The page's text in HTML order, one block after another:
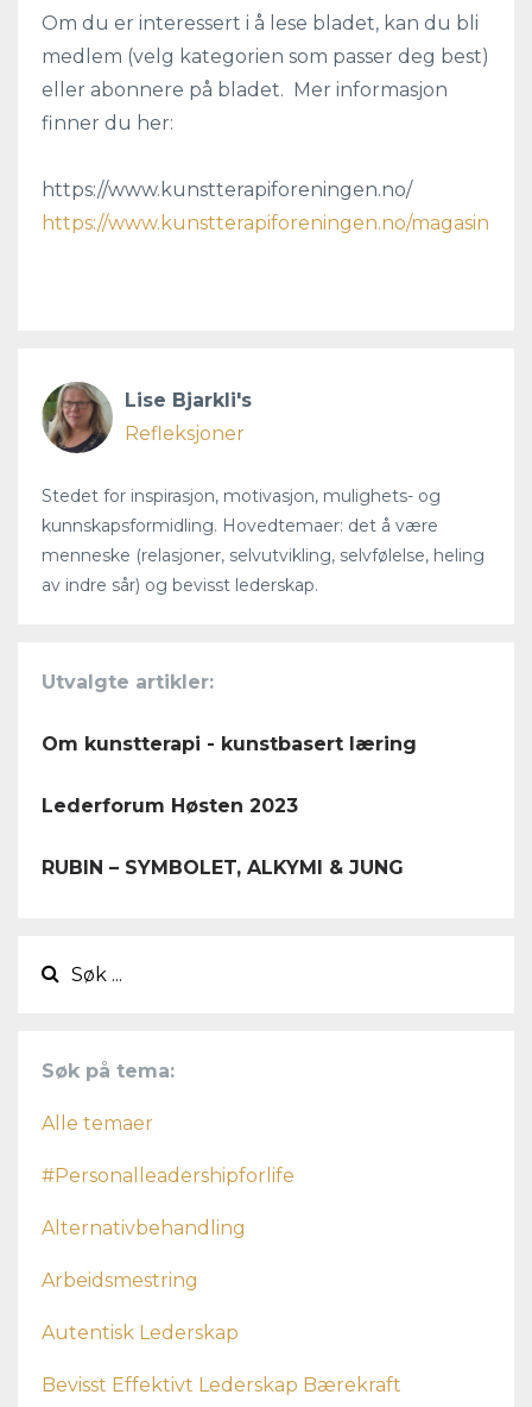
Om du er interessert i å lese bladet, kan du bli
medlem (velg kategorien som passer deg best)
eller abonnere på bladet. Mer informasjon
finner du her:
https://www.kunstterapiforeningen.no/
https://www.kunstterapiforeningen.no/magasin
Lise Bjarkli's
Refleksjoner
Stedet for inspirasjon, motivasjon, mulighets- og
kunnskapsformidling. Hovedtemaer: det å være
menneske (relasjoner, selvutvikling, selvfølelse, heling
av indre sår) og bevisst lederskap.
Utvalgte artikler:
Om kunstterapi - kunstbasert læring
Lederforum Høsten 2023
RUBIN – SYMBOLET, ALKYMI & JUNG
Søk på tema:
Alle temaer
#personalleadershipforlife
Alternativbehandling
Arbeidsmestring
Autentisk Lederskap
Bevisst Effektivt Lederskap Bærekraft